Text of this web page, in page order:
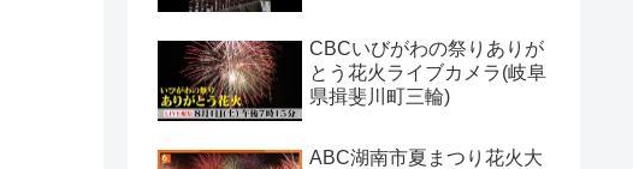
CBCいびがわの祭りありが
とう花火ライブカメラ(岐阜
県揖斐川町三輪)
ABC湖南市夏まつり花火大